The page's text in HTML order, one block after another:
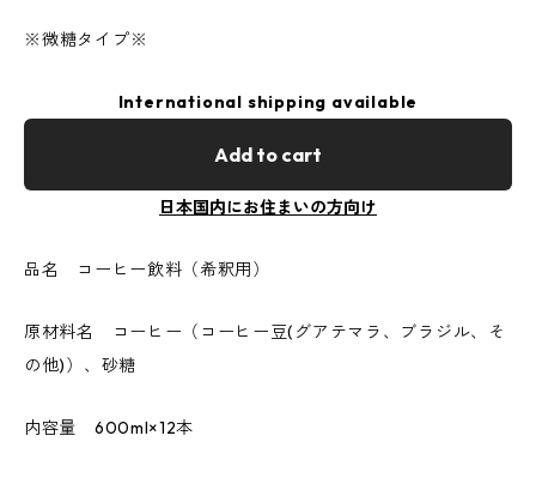
※微糖タイプ※
International shipping available
Add to cart
日本国内にお住まいの方向け
品名 コーヒー飲料（希釈用）
原材料名 コーヒー（コーヒー豆(グアテマラ、ブラジル、そ
の他)）、砂糖
内容量 600ml×12本